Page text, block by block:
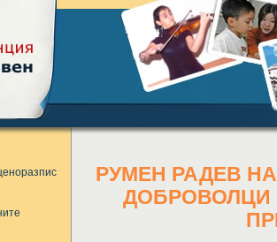
РУМЕН РАДЕВ
ДОБРОВОЛЦИ